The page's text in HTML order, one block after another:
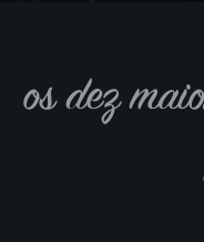
os dez